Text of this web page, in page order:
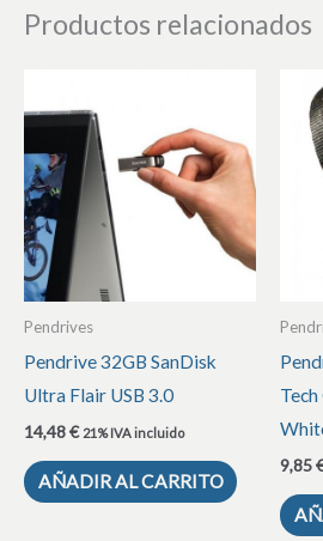
Productos relacionados
Pendrives
Pendrive 32GB SanDisk
Ultra Flair USB 3.0
14,48€ 21% IVA incluido
AÑADIR AL CARRITO
9,85